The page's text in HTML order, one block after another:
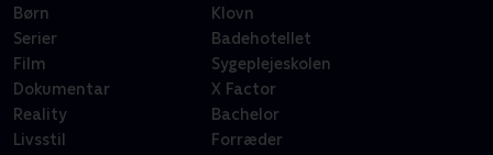
Børn
Serier
Film
Dokumentar
Reality
Livsstil
Klovn
Badehotellet
Sygeplejeskolen
X Factor
Bachelor
Forræder